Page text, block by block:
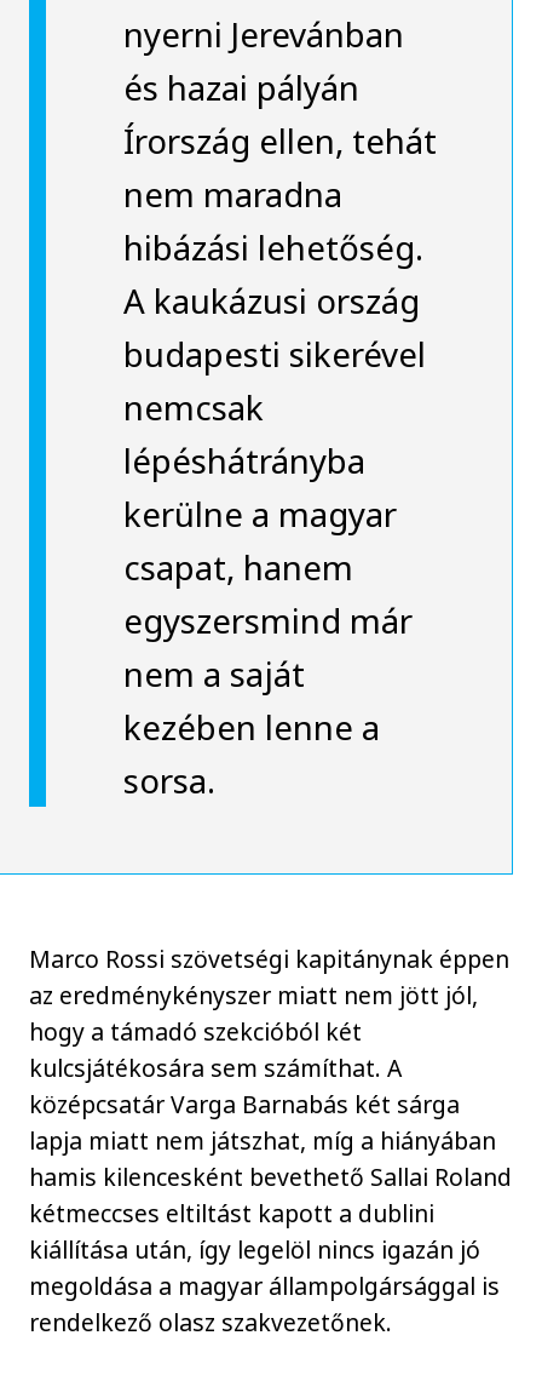
nyerni Jerevánban
és hazai pályán
Írország ellen, tehát
nem maradna
hibázási lehetőség.
A kaukázusi ország
budapesti sikerével
nemcsak
lépéshátrányba
kerülne a magyar
csapat, hanem
egyszersmind már
nem a saját
kezében lenne a
sorsa.
Marco Rossi szövetségi kapitánynak éppen
az eredménykényszer miatt nem jött jól,
hogy a támadó szekcióból két
kulcsjátékosára sem számíthat. A
középcsatár Varga Barnabás két sárga
lapja miatt nem játszhat, míg a hiányában
hamis kilencesként bevethető Sallai Roland
kétmeccses eltiltást kapott a dublini
kiállítása után, így legelöl nincs igazán jó
megoldása a magyar állampolgársággal is
rendelkező olasz szakvezetőnek.